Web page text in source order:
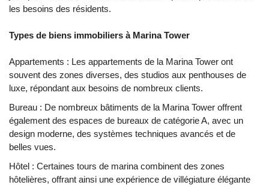
les besoins des résidents.
Types de biens immobiliers à Marina Tower
Appartements : Les appartements de la Marina Tower ont
souvent des zones diverses, des studios aux penthouses de
luxe, répondant aux besoins de nombreux clients.
Bureau : De nombreux bâtiments de la Marina Tower offrent
également des espaces de bureaux de catégorie A, avec un
design moderne, des systèmes techniques avancés et de
belles vues.
Hôtel : Certaines tours de marina combinent des zones
hôtelières, offrant ainsi une expérience de villégiature élégante